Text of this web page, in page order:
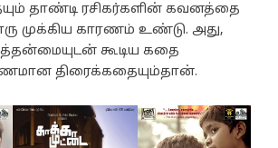
தாண்டி ரசிகர்களின் கவனத்தை
முக்கிய காரணம் உண்டு. அது,
கூடிய கதை
திரைக்கதையும்தான்.